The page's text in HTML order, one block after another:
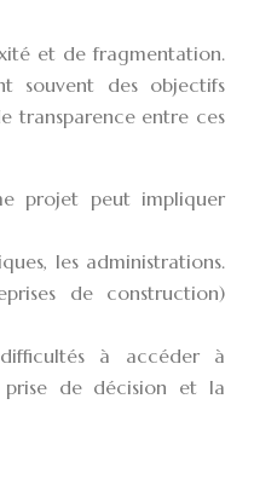
et de fragmentation.
souvent des objectifs
transparence entre ces
projet peut impliquer
les administrations.
de construction)
difficultés à accéder à
prise de décision et la